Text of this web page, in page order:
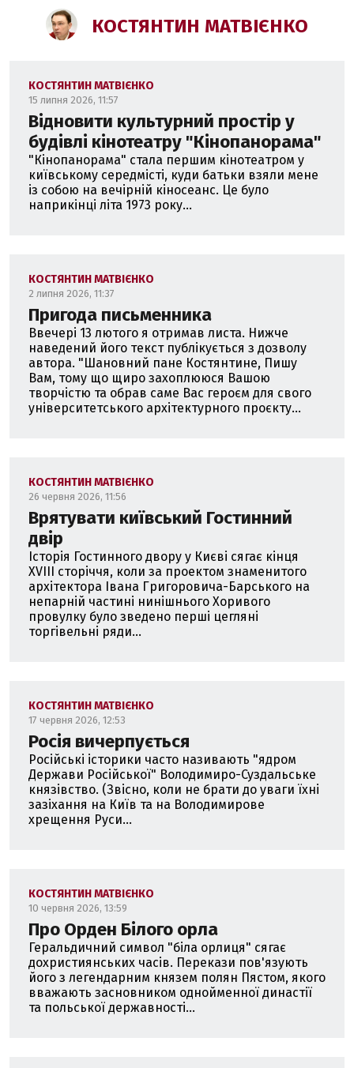
КОСТЯНТИН МАТВІЄНКО
КОСТЯНТИН МАТВІЄНКО
15 липня 2026, 11:57
Відновити культурний простір у
будівлі кінотеатру "Кінопанорама"
"Кінопанорама" стала першим кінотеатром у
київському середмісті, куди батьки взяли мене
із собою на вечірній кіносеанс. Це було
наприкінці літа 1973 року...
КОСТЯНТИН МАТВІЄНКО
2 липня 2026, 11:37
Пригода письменника
Ввечері 13 лютого я отримав листа. Нижче
наведений його текст публікується з дозволу
автора. "Шановний пане Костянтине, Пишу
Вам, тому що щиро захоплююся Вашою
творчістю та обрав саме Вас героєм для свого
університетського архітектурного проєкту...
КОСТЯНТИН МАТВІЄНКО
26 червня 2026, 11:56
Врятувати київський Гостинний
двір
Історія Гостинного двору у Києві сягає кінця
ХVIII сторіччя, коли за проектом знаменитого
архітектора Івана Григоровича-Барського на
непарній частині нинішнього Хоривого
провулку було зведено перші цегляні
торгівельні ряди...
КОСТЯНТИН МАТВІЄНКО
17 червня 2026, 12:53
Росія вичерпується
Російські історики часто називають "ядром
Держави Російської" Володимиро-Суздальське
князівство. (Звісно, коли не брати до уваги їхні
зазіхання на Київ та на Володимирове
хрещення Руси...
КОСТЯНТИН МАТВІЄНКО
10 червня 2026, 13:59
Про Орден Білого орла
Геральдичний символ "біла орлиця" сягає
дохристиянських часів. Перекази пов'язують
його з легендарним князем полян Пястом, якого
вважають засновником однойменної династії
та польської державності...